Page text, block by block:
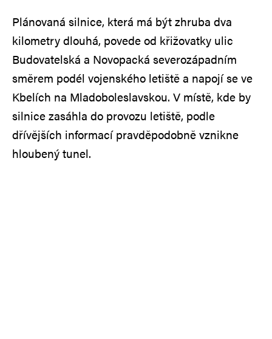
Plánovaná silnice, která má být zhruba dva
kilometry dlouhá, povede od křižovatky ulic
Budovatelská a Novopacká severozápadním
směrem podél vojenského letiště a napojí se ve
Kbelích na Mladoboleslavskou. V místě, kde by
silnice zasáhla do provozu letiště, podle
dřívějších informací pravděpodobně vznikne
hloubený tunel.